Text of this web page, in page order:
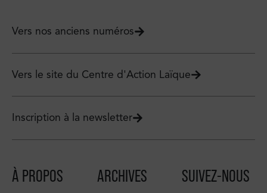
Vers nos anciens numéros
Vers le site du Centre d'Action Laïque
Inscription à la newsletter
À PROPOS ARCHIVES
SUIVEZ-NOUS